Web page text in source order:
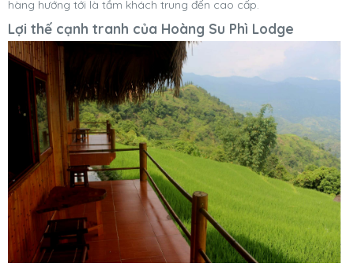
hàng hướng tới là tầm khách trung đến cao cấp.
Lợi thế cạnh tranh của Hoàng Su Phì Lodge